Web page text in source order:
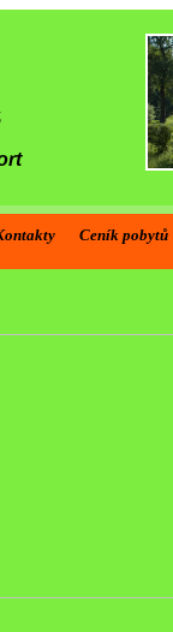
Ceník pobytů